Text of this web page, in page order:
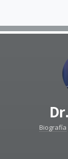
Biografía